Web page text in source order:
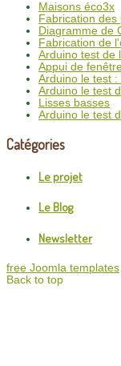
Maisons éco3x
Fabrication
Diagramme de
Fabrication de
Arduino test de
Appui de
Arduino le test :
Arduino le test
Lisses basses
Arduino le test
Catégories
Le projet
Le Blog
Newsletter
free Joomla templates
Back to top